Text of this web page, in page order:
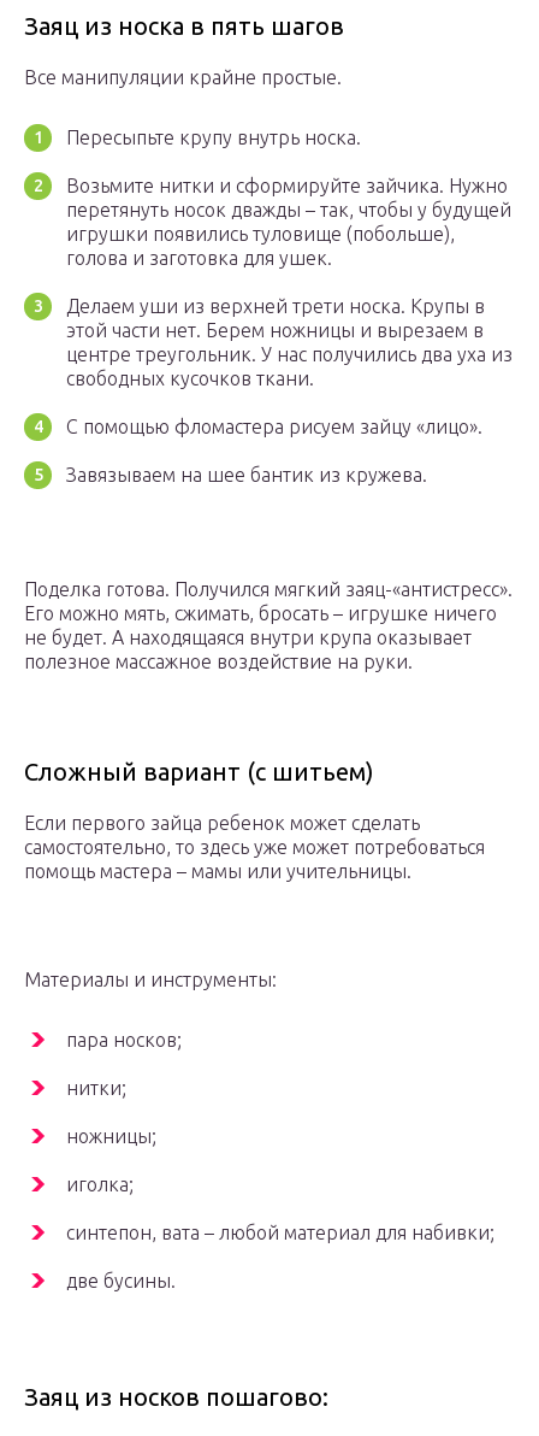
Заяц из носка в пять шагов
Все манипуляции крайне простые.
Пересыпьте крупу внутрь носка.
Возьмите нитки и сформируйте зайчика. Нужно
перетянуть носок дважды – так, чтобы у будущей
игрушки появились туловище (побольше),
голова и заготовка для ушек.
Делаем уши из верхней трети носка. Крупы в
этой части нет. Берем ножницы и вырезаем в
центре треугольник. У нас получились два уха из
свободных кусочков ткани.
С помощью фломастера рисуем зайцу «лицо».
Завязываем на шее бантик из кружева.
Поделка готова. Получился мягкий заяц-«антистресс».
Его можно мять, сжимать, бросать – игрушке ничего
не будет. А находящаяся внутри крупа оказывает
полезное массажное воздействие на руки.
Сложный вариант (с шитьем)
Если первого зайца ребенок может сделать
самостоятельно, то здесь уже может потребоваться
помощь мастера – мамы или учительницы.
Материалы и инструменты:
пара носков;
нитки;
ножницы;
иголка;
синтепон, вата – любой материал для набивки;
две бусины.
Заяц из носков пошагово: